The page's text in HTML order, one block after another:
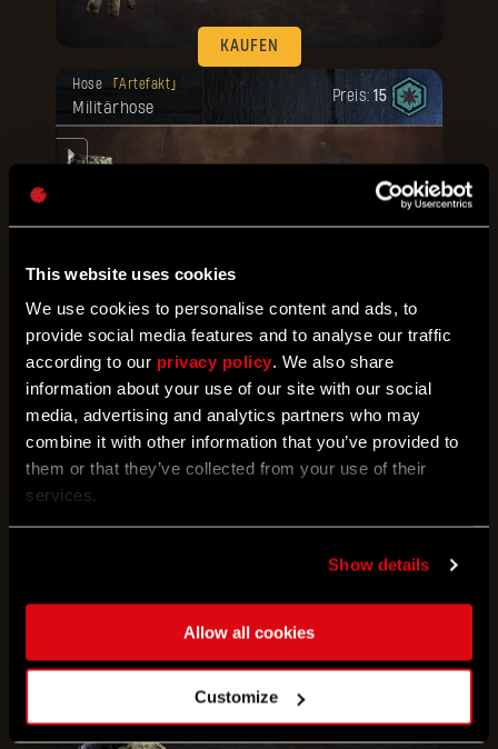
This website uses cookies
We use cookies to personalise content and ads, to
provide social media features and to analyse our traffic
according to our privacy policy. We also share
information about your use of our site with our social
media, advertising and analytics partners who may
combine it with other information that you’ve provided to
them or that they’ve collected from your use of their
services.
Show details
Allow all cookies
Customize
KAUFEN
Hose Artefakt
Militärhose
Preis: 15
KAUFEN
Deine Belohnung ist freigeschaltet
worden.
Schuhe Artefakt
Militärstiefel
Deine Belohnung ist freigeschaltet
worden.
Preis:
worden.